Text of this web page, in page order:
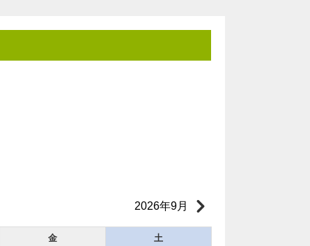
2026年9月
金 土